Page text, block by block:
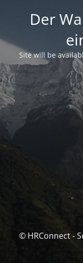
Der
Site will be
© HRConnect -